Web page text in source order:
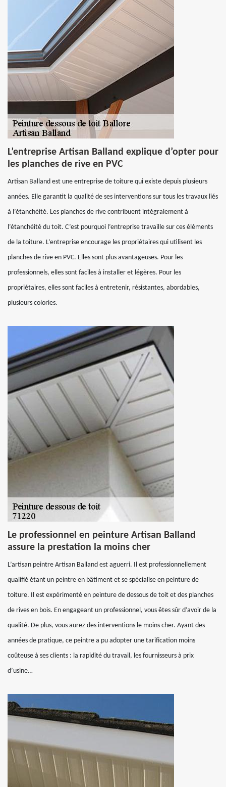
L’entreprise Artisan Balland explique d’opter pour
les planches de rive en PVC
Artisan Balland est une entreprise de toiture qui existe depuis plusieurs
années. Elle garantit la qualité de ses interventions sur tous les travaux liés
à l’étanchéité. Les planches de rive contribuent intégralement à
l’étanchéité du toit. C’est pourquoi l’entreprise travaille sur ces éléments
de la toiture. L’entreprise encourage les propriétaires qui utilisent les
planches de rive en PVC. Elles sont plus avantageuses. Pour les
professionnels, elles sont faciles à installer et légères. Pour les
propriétaires, elles sont faciles à entretenir, résistantes, abordables,
plusieurs colories.
Le professionnel en peinture Artisan Balland
assure la prestation la moins cher
L’artisan peintre Artisan Balland est aguerri. Il est professionnellement
qualifié étant un peintre en bâtiment et se spécialise en peinture de
toiture. Il est expérimenté en peinture de dessous de toit et des planches
de rives en bois. En engageant un professionnel, vous êtes sûr d’avoir de la
qualité. De plus, vous aurez des interventions le moins cher. Ayant des
années de pratique, ce peintre a pu adopter une tarification moins
coûteuse à ses clients : la rapidité du travail, les fournisseurs à prix
d’usine…